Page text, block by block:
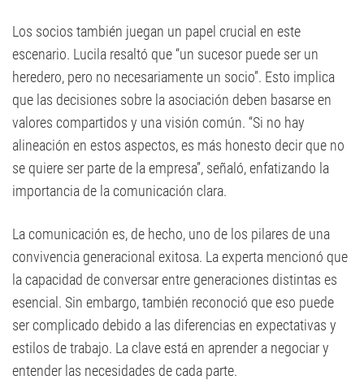
Los socios también juegan un papel crucial en este
escenario. Lucila resaltó que “un sucesor puede ser un
heredero, pero no necesariamente un socio”. Esto implica
que las decisiones sobre la asociación deben basarse en
valores compartidos y una visión común. “Si no hay
alineación en estos aspectos, es más honesto decir que no
se quiere ser parte de la empresa”, señaló, enfatizando la
importancia de la comunicación clara.
La comunicación es, de hecho, uno de los pilares de una
convivencia generacional exitosa. La experta mencionó que
la capacidad de conversar entre generaciones distintas es
esencial. Sin embargo, también reconoció que eso puede
ser complicado debido a las diferencias en expectativas y
estilos de trabajo. La clave está en aprender a negociar y
entender las necesidades de cada parte.